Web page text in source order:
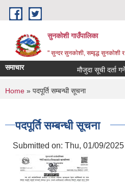
Skip to main content
सुनकोशी गाउँपालिका
" सुन्दर सुनकाेशी, सम्वृद्ध सुनकाेशी
समाचार मौजुदा सूची दर्ता गर्ने
You are here
Home » पदपूर्ति सम्बन्धी सूचना
पदपूर्ति सम्बन्धी सूचना
Submitted on: Thu, 01/09/